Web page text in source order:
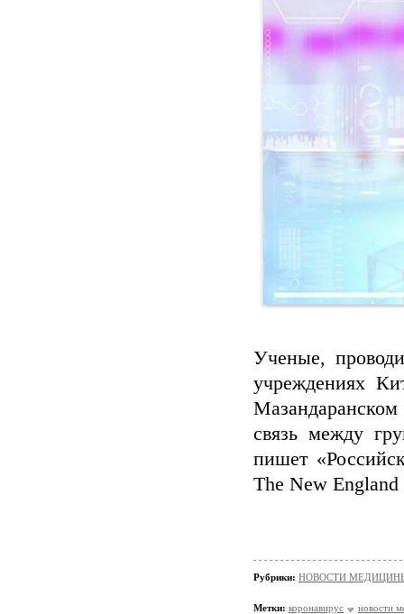
Ученые,
учреждениях
связь между
пишет
The New
Рубрики: НОВОСТИ
Метки: коронавирус новости